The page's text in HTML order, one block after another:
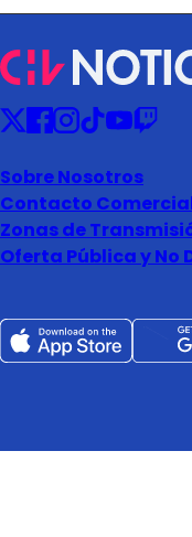
Sobre Nosotros
Contacto
Zonas de
Oferta Pública y